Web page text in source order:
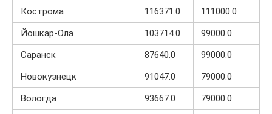
Кострома
116371.0 111000.0
Йошкар-Ола
103714.0 99000.0
Саранск
87640.0 99000.0
Новокузнецк
91047.0 79000.0
Вологда
93667.0 79000.0